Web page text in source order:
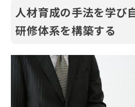
人材育成の手法を学び
研修体系を構築する